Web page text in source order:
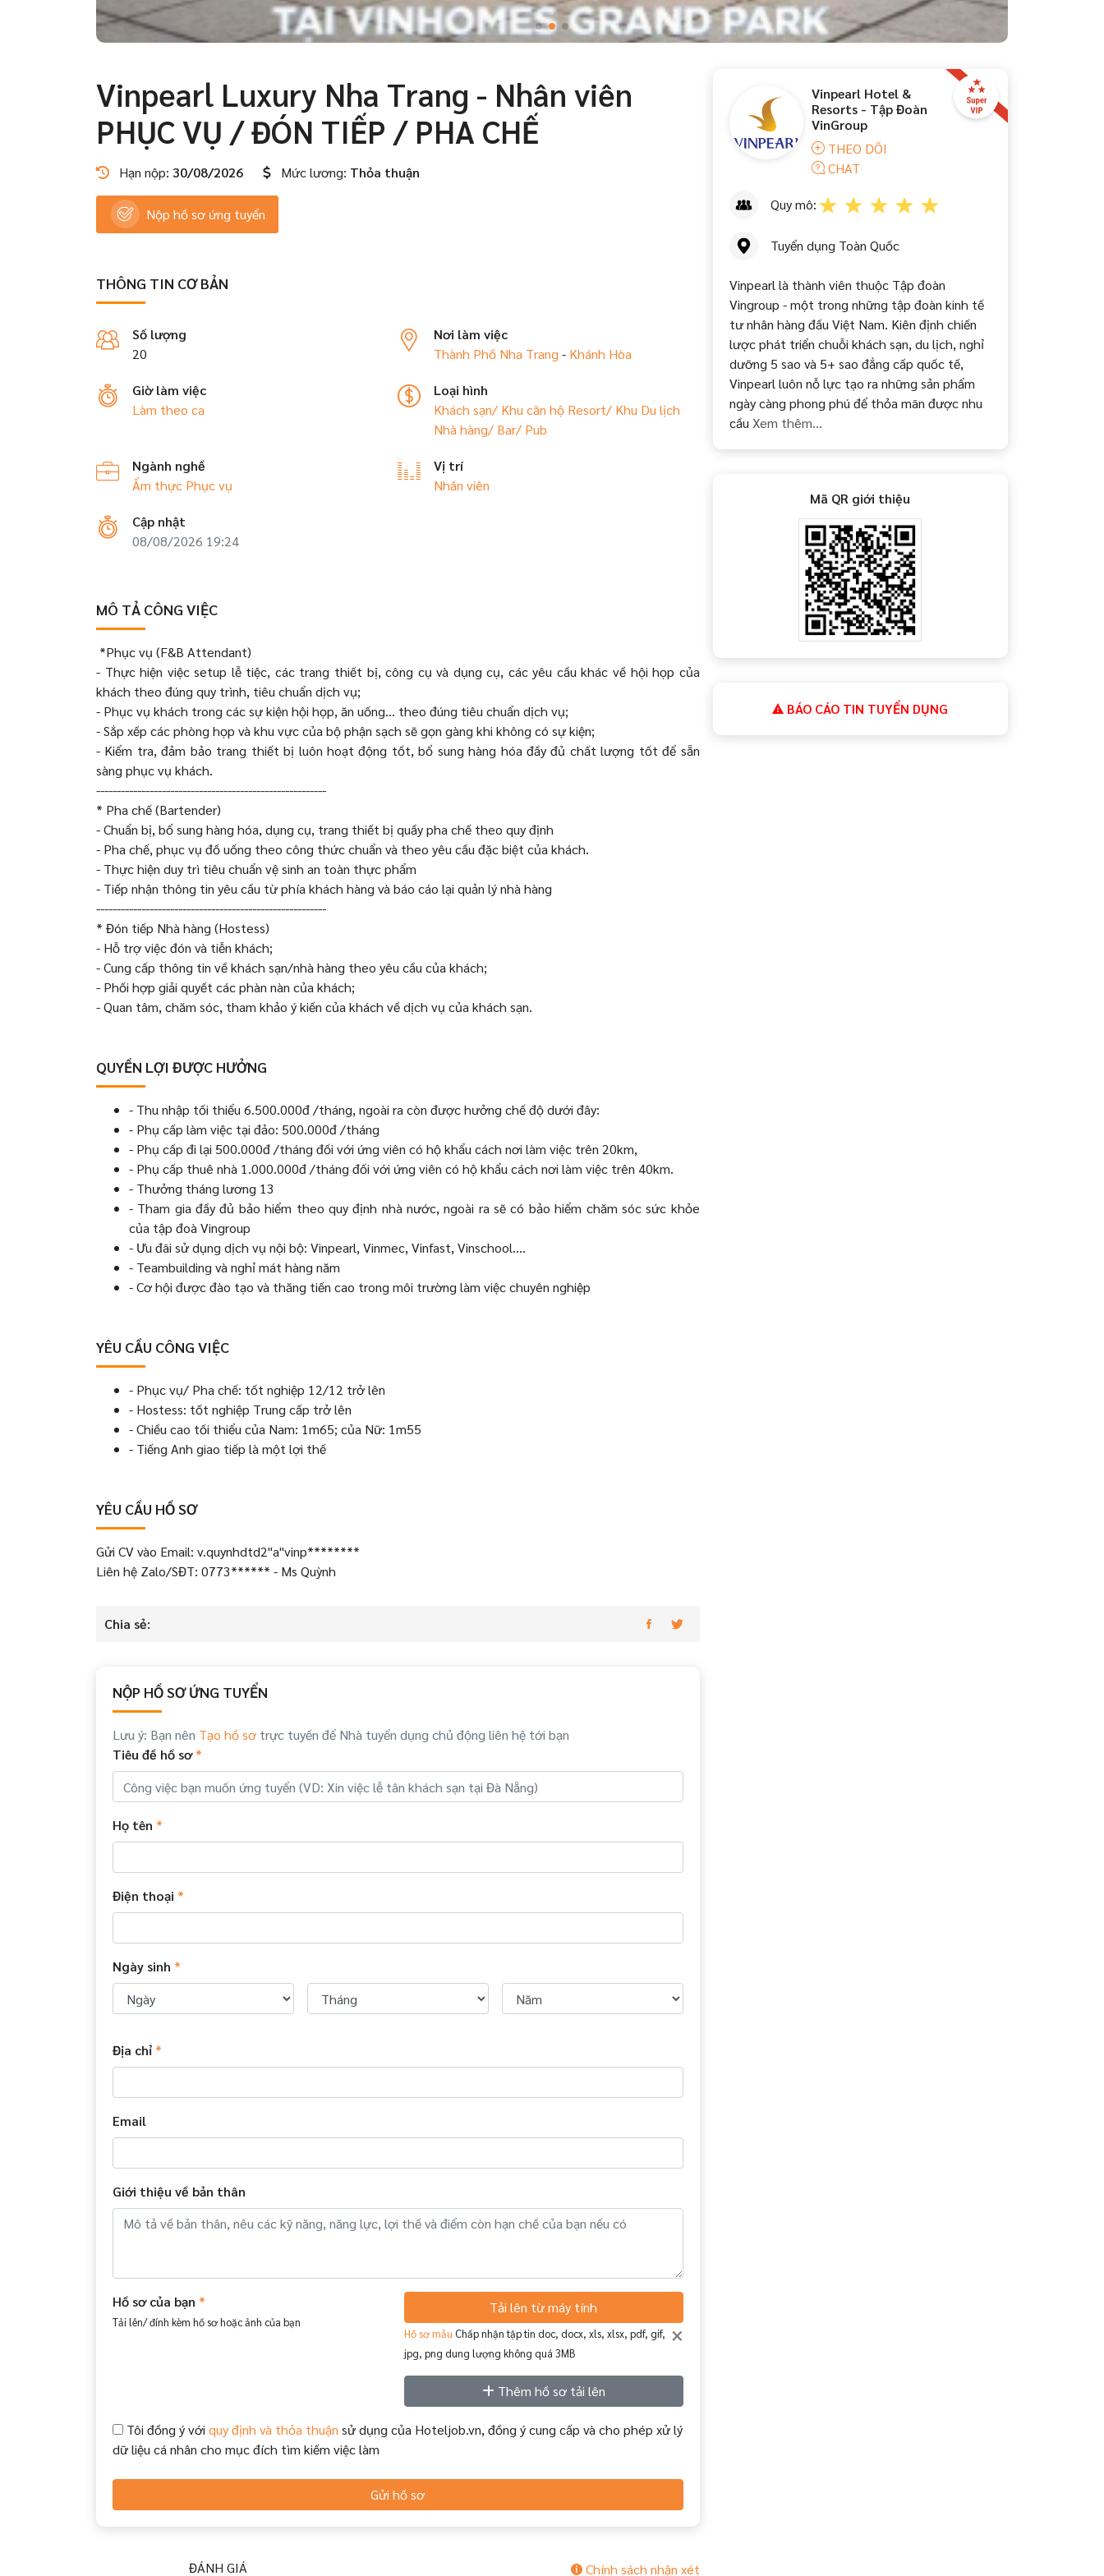
Vinpearl Luxury Nha Trang - Nhân viên
PHỤC VỤ / ĐÓN TIẾP / PHA CHẾ
Hạn nộp: 30/08/2026 Mức lương: Thỏa thuận
Nộp hồ sơ ứng tuyển
THÔNG TIN CƠ BẢN
Số lượng
20
Nơi làm việc
Thành Phố Nha Trang - Khánh Hòa
Giờ làm việc
Làm theo ca
Loại hình
Khách sạn/ Khu căn hộ Resort/ Khu Du lịch
Nhà hàng/ Bar/ Pub
Ngành nghề
Ẩm thực Phục vụ
Vị trí
Nhân viên
Cập nhật
08/08/2026 19:24
MÔ TẢ CÔNG VIỆC
*Phục vụ (F&B Attendant)
- Thực hiện việc setup lễ tiệc, các trang thiết bị, công cụ và dụng cụ, các yêu cầu khác về hội họp của
khách theo đúng quy trình, tiêu chuẩn dịch vụ;
- Phục vụ khách trong các sự kiện hội họp, ăn uống... theo đúng tiêu chuẩn dịch vụ;
- Sắp xếp các phòng họp và khu vực của bộ phận sạch sẽ gọn gàng khi không có sự kiện;
- Kiểm tra, đảm bảo trang thiết bị luôn hoạt động tốt, bổ sung hàng hóa đầy đủ chất lượng tốt để sẵn
sàng phục vụ khách.
--------------------------------------------------------
* Pha chế (Bartender)
- Chuẩn bị, bổ sung hàng hóa, dụng cụ, trang thiết bị quầy pha chế theo quy định
- Pha chế, phục vụ đồ uống theo công thức chuẩn và theo yêu cầu đặc biệt của khách.
- Thực hiện duy trì tiêu chuẩn vệ sinh an toàn thực phẩm
- Tiếp nhận thông tin yêu cầu từ phía khách hàng và báo cáo lại quản lý nhà hàng
--------------------------------------------------------
* Đón tiếp Nhà hàng (Hostess)
- Hỗ trợ việc đón và tiễn khách;
- Cung cấp thông tin về khách sạn/nhà hàng theo yêu cầu của khách;
- Phối hợp giải quyết các phàn nàn của khách;
- Quan tâm, chăm sóc, tham khảo ý kiến của khách về dịch vụ của khách sạn.
QUYỀN LỢI ĐƯỢC HƯỞNG
- Thu nhập tối thiểu 6.500.000đ /tháng, ngoài ra còn được hưởng chế độ dưới đây:
- Phụ cấp làm việc tại đảo: 500.000đ /tháng
- Phụ cấp đi lại 500.000đ /tháng đối với ứng viên có hộ khẩu cách nơi làm việc trên 20km,
- Phụ cấp thuê nhà 1.000.000đ /tháng đối với ứng viên có hộ khẩu cách nơi làm việc trên 40km.
- Thưởng tháng lương 13
- Tham gia đầy đủ bảo hiểm theo quy định nhà nước, ngoài ra sẽ có bảo hiểm chăm sóc sức khỏe
của tập đoà Vingroup
- Ưu đãi sử dụng dịch vụ nội bộ: Vinpearl, Vinmec, Vinfast, Vinschool....
- Teambuilding và nghỉ mát hàng năm
- Cơ hội được đào tạo và thăng tiến cao trong môi trường làm việc chuyên nghiệp
YÊU CẦU CÔNG VIỆC
- Phục vụ/ Pha chế: tốt nghiệp 12/12 trở lên
- Hostess: tốt nghiệp Trung cấp trở lên
- Chiều cao tối thiểu của Nam: 1m65; của Nữ: 1m55
- Tiếng Anh giao tiếp là một lợi thế
YÊU CẦU HỒ SƠ
Gửi CV vào Email: v.quynhdtd2"a"vinp********
Liên hệ Zalo/SĐT: 0773****** - Ms Quỳnh
Chia sẻ:
NỘP HỒ SƠ ỨNG TUYỂN
Lưu ý: Bạn nên Tạo hồ sơ trực tuyến để Nhà tuyển dụng chủ động liên hệ tới bạn
Tiêu đề hồ sơ*
Họ tên *
Điện thoại *
Ngày sinh *
Địa chỉ *
Email
Giới thiệu về bản thân
Hồ sơ của bạn *
Tải lên/ đính kèm hồ sơ hoặc ảnh của bạn
Tải lên từ máy tính
×
Hồ sơ mẫu Chấp nhận tập tin doc, docx, xls, xlsx, pdf, gif,
jpg, png dung lượng không quá 3MB
Thêm hồ sơ tải lên
Tôi đồng ý với quy định và thỏa thuận sử dụng của Hoteljob.vn, đồng ý cung cấp và cho phép xử lý
dữ liệu cá nhân cho mục đích tìm kiếm việc làm
Gửi hồ sơ
ĐÁNH GIÁ Chính sách nhận xét
Vinpearl Hotel &
Resorts - Tập Đoàn
VinGroup
THEO DÕI
CHAT
Quy mô:
Tuyển dụng Toàn Quốc
Vinpearl là thành viên thuộc Tập đoàn
Vingroup - một trong những tập đoàn kinh tế
tư nhân hàng đầu Việt Nam. Kiên định chiến
lược phát triển chuỗi khách sạn, du lịch, nghỉ
dưỡng 5 sao và 5+ sao đẳng cấp quốc tế,
Vinpearl luôn nỗ lực tạo ra những sản phẩm
ngày càng phong phú để thỏa mãn được nhu
cầu Xem thêm...
Mã QR giới thiệu
BÁO CÁO TIN TUYỂN DỤNG